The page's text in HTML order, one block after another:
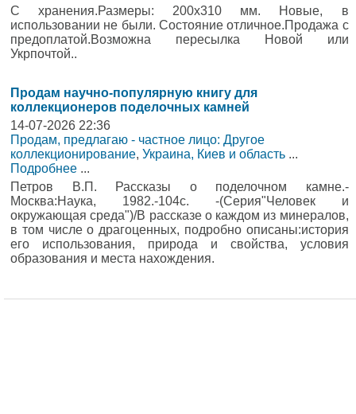
С хранения.Размеры: 200х310 мм. Новые, в
использовании не были. Состояние отличное.Продажа с
предоплатой.Возможна пересылка Новой или
Укрпочтой..
Продам научно-популярную книгу для
коллекционеров поделочных камней
14-07-2026 22:36
Продам, предлагаю - частное лицо: Другое
коллекционирование, Украина, Киев и область ...
Подробнее ...
Петров В.П. Рассказы о поделочном камне.-
Москва:Наука, 1982.-104с. -(Серия"Человек и
окружающая среда")/В рассказе о каждом из минералов,
в том числе о драгоценных, подробно описаны:история
его использования, природа и свойства, условия
образования и места нахождения.